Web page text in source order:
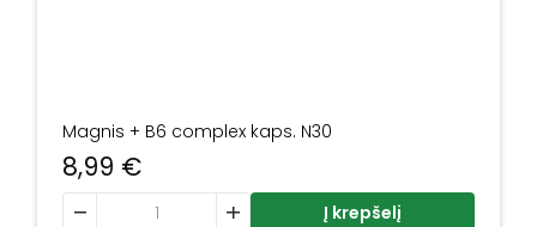
Magnis + B6 complex kaps. N30
8,99 €
produkto kiekis: Magnis + B6 complex kaps. N30
Į krepšelį